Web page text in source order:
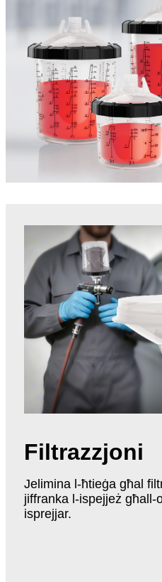
Filtrazzjoni
Jelimina l-ħtieġa għal
jiffranka l-ispejjeż għall-
isprejjar.